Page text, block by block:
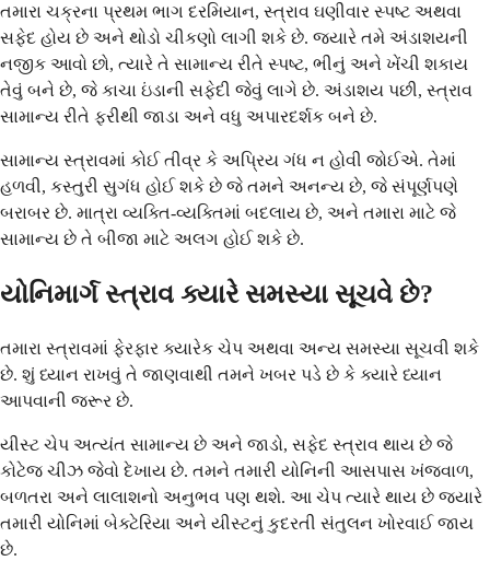
તમારા ચક્રના પ્રથમ ભાગ દરમિયાન, સ્ત્રાવ ઘણીવાર સ્પષ્ટ અથવા
સફેદ હોય છે અને થોડો ચીકણો લાગી શકે છે. જ્યારે તમે અંડાશયની
નજીક આવો છો, ત્યારે તે સામાન્ય રીતે સ્પષ્ટ, ભીનું અને ખેંચી શકાય
તેવું બને છે, જે કાચા ઇંડાની સફેદી જેવું લાગે છે. અંડાશય પછી, સ્ત્રાવ
સામાન્ય રીતે ફરીથી જાડા અને વધુ અપારદર્શક બને છે.
સામાન્ય સ્ત્રાવમાં કોઈ તીવ્ર કે અપ્રિય ગંધ ન હોવી જોઈએ. તેમાં
હળવી, કસ્તુરી સુગંધ હોઈ શકે છે જે તમને અનન્ય છે, જે સંપૂર્ણપણે
બરાબર છે. માત્રા વ્યક્તિ-વ્યક્તિમાં બદલાય છે, અને તમારા માટે જે
સામાન્ય છે તે બીજા માટે અલગ હોઈ શકે છે.
યોનિમાર્ગ સ્ત્રાવ ક્યારે સમસ્યા સૂચવે છે?
તમારા સ્ત્રાવમાં ફેરફાર ક્યારેક ચેપ અથવા અન્ય સમસ્યા સૂચવી શકે
છે. શું ધ્યાન રાખવું તે જાણવાથી તમને ખબર પડે છે કે ક્યારે ધ્યાન
આપવાની જરૂર છે.
યીસ્ટ ચેપ અત્યંત સામાન્ય છે અને જાડો, સફેદ સ્ત્રાવ થાય છે જે
કોટેજ ચીઝ જેવો દેખાય છે. તમને તમારી યોનિની આસપાસ ખંજવાળ,
બળતરા અને લાલાશનો અનુભવ પણ થશે. આ ચેપ ત્યારે થાય છે જ્યારે
તમારી યોનિમાં બેક્ટેરિયા અને યીસ્ટનું કુદરતી સંતુલન ખોરવાઈ જાય
છે.